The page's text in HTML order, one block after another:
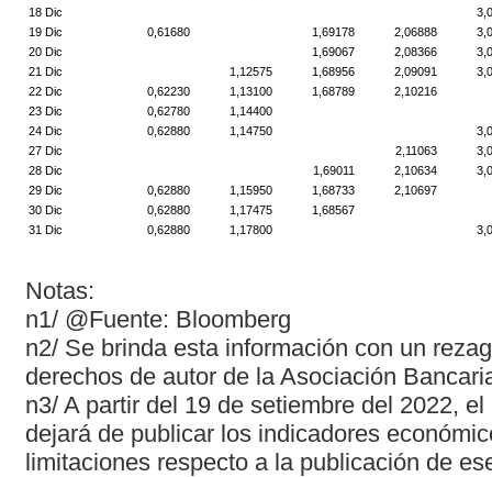
18 Dic
19 Dic
0,61680 1,69178 2,06888
20 Dic
1,69067 2,08366
21 Dic
1,12575 1,68956 2,09091
22 Dic
0,62230 1,13100 1,68789
2,10216
23 Dic
0,62780
1,14400
24 Dic
0,62880 1,14750
27 Dic
2,11063
28 Dic
1,69011 2,10634
29 Dic
0,62880 1,15950 1,68733
2,10697
30 Dic
0,62880 1,17475
1,68567
31 Dic
0,62880 1,17800
Notas:
n1/ @Fuente: Bloomberg
n2/ Se brinda esta información con un
derechos de autor de la Asociación
n3/ A partir del 19 de setiembre del 2022,
dejará de publicar los indicadores
limitaciones respecto a la publicación de